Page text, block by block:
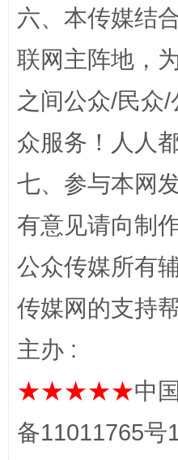
六、本传媒结
联网主阵地，
之间公众/民众
众服务！人人
七、参与本网
有意见请向制
公众传媒所有
传媒网的支持
主办 :
★★★★★中
备11011765号